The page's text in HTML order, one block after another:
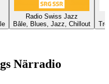
Radio Swiss Jazz
Bâle, Blues, Jazz, Chillout
Närradio